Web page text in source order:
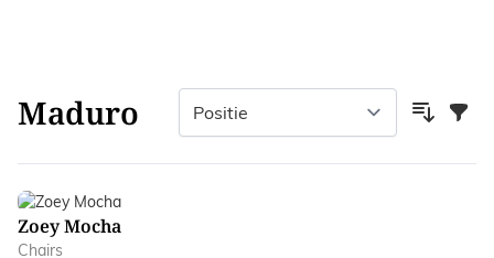
Maduro
Zoey Mocha
Chairs